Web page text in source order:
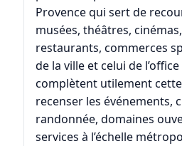
Provencequi sert de
musées, théâtres,
restaurants, commerces
de la ville et celui de
complètent utilement
recenser les événements,
randonnée, domaines
services à l’échelle